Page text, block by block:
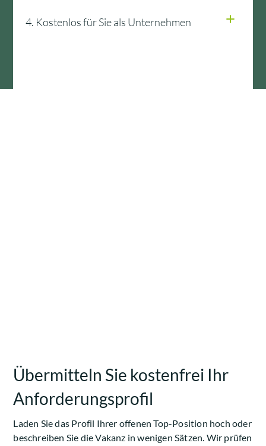
4. Kostenlos für Sie als Unternehmen
Übermitteln Sie kostenfrei Ihr
Anforderungsprofil
Laden Sie das Profil Ihrer offenen Top-Position hoch oder
beschreiben Sie die Vakanz in wenigen Sätzen. Wir prüfen